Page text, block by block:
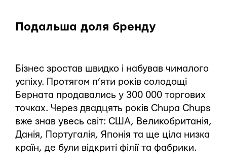
Подальша доля бренду
Бізнес зростав швидко і набував чималого
успіху. Протягом п’яти років солодощі
Берната продавались у 300 000 торгових
точках. Через двадцять років Chupa Chups
вже знав увесь світ: США, Великобританія,
Данія, Португалія, Японія та ще ціла низка
країн, де були відкриті філії та фабрики.